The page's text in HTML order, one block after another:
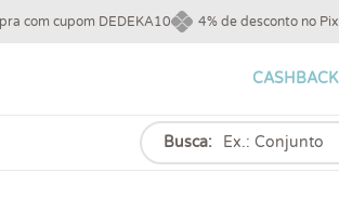
com cupom DEDEKA10 4% de desconto no Pix
CASHBACK
Busca: